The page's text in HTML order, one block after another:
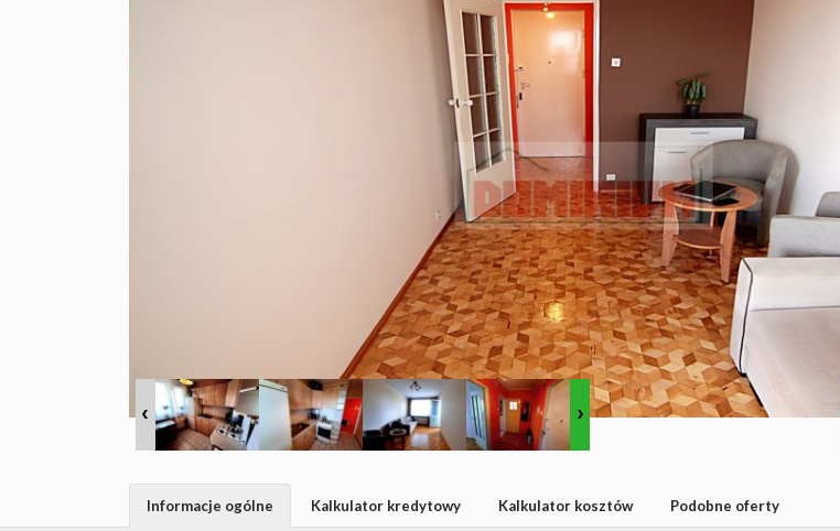
Informacje ogólne Kalkulator kredytowy Kalkulator kosztów Podobne oferty